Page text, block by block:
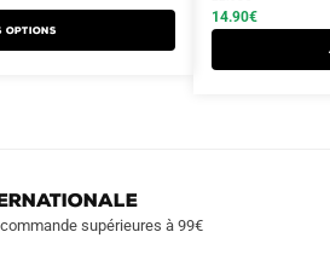
options
était :
14.90€
est :
supérieures à 99€